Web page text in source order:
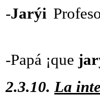
-Jarýi
-Papá ¡que
2.3.10.La